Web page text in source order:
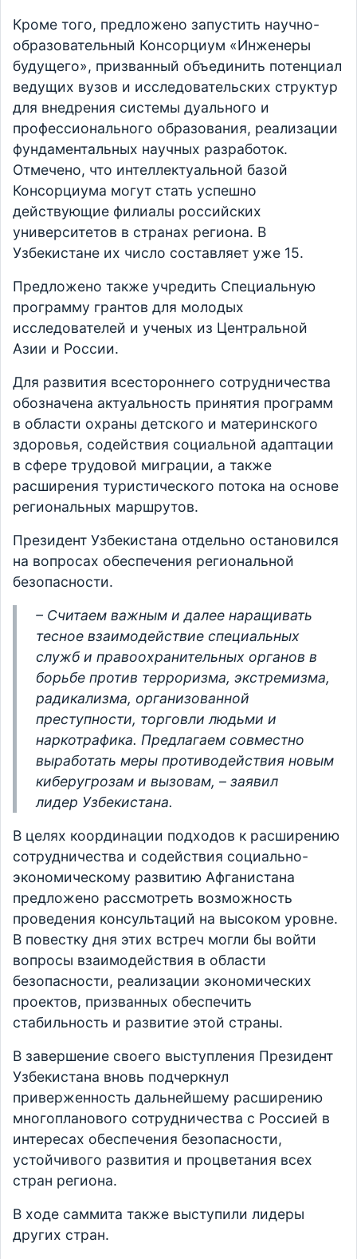
Кроме того, предложено запустить научно-
образовательный Консорциум «Инженеры
будущего», призванный объединить потенциал
ведущих вузов и исследовательских структур
для внедрения системы дуального и
профессионального образования, реализации
фундаментальных научных разработок.
Отмечено, что интеллектуальной базой
Консорциума могут стать успешно
действующие филиалы российских
университетов в странах региона. В
Узбекистане их число составляет уже 15.
Предложено также учредить Специальную
программу грантов для молодых
исследователей и ученых из Центральной
Азии и России.
Для развития всестороннего сотрудничества
обозначена актуальность принятия программ
в области охраны детского и материнского
здоровья, содействия социальной адаптации
в сфере трудовой миграции, а также
расширения туристического потока на основе
региональных маршрутов.
Президент Узбекистана отдельно остановился
на вопросах обеспечения региональной
безопасности.
– Считаем важным и далее наращивать
тесное взаимодействие специальных
служб и правоохранительных органов в
борьбе против терроризма, экстремизма,
радикализма, организованной
преступности, торговли людьми и
наркотрафика. Предлагаем совместно
выработать меры противодействия новым
киберугрозам и вызовам, – заявил
лидер Узбекистана.
В целях координации подходов к расширению
сотрудничества и содействия социально-
экономическому развитию Афганистана
предложено рассмотреть возможность
проведения консультаций на высоком уровне.
В повестку дня этих встреч могли бы войти
вопросы взаимодействия в области
безопасности, реализации экономических
проектов, призванных обеспечить
стабильность и развитие этой страны.
В завершение своего выступления Президент
Узбекистана вновь подчеркнул
приверженность дальнейшему расширению
многопланового сотрудничества с Россией в
интересах обеспечения безопасности,
устойчивого развития и процветания всех
стран региона.
В ходе саммита также выступили лидеры
других стран.